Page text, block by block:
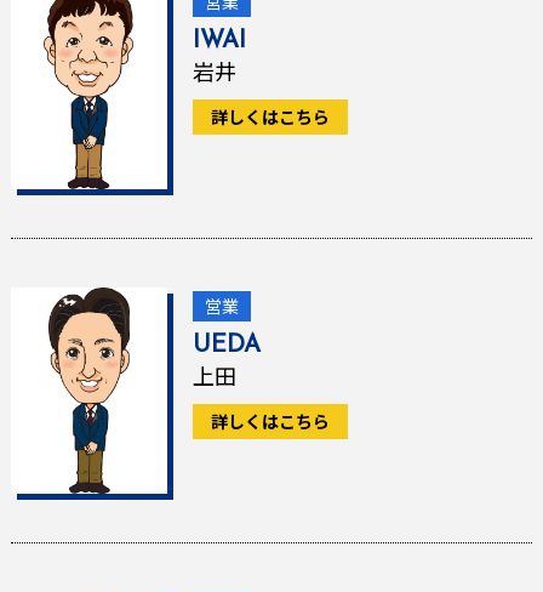
IWAI
岩井
詳しくはこちら
営業
UEDA
上田
詳しくはこちら